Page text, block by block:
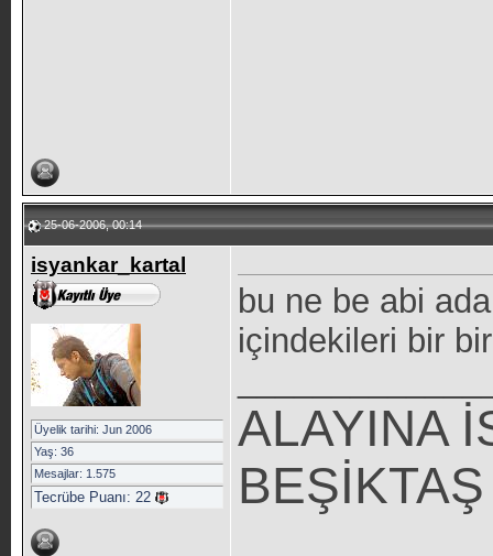
25-06-2006, 00:14
isyankar_kartal
Üyelik tarihi: Jun 2006
Yaş: 36
Mesajlar: 1.575
Tecrübe Puanı: 22
bu ne be abi
içindekileri bir
ALAYINA